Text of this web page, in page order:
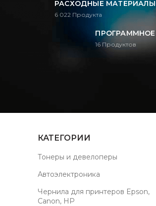
РАСХОДНЫЕ
6 022 Продукта
ПРОГРАММНОЕ
16 Продуктов
КАТЕГОРИИ
Тонеры и девелоперы
Автоэлектроника
Чернила для принтеров Epson,
Canon, HP